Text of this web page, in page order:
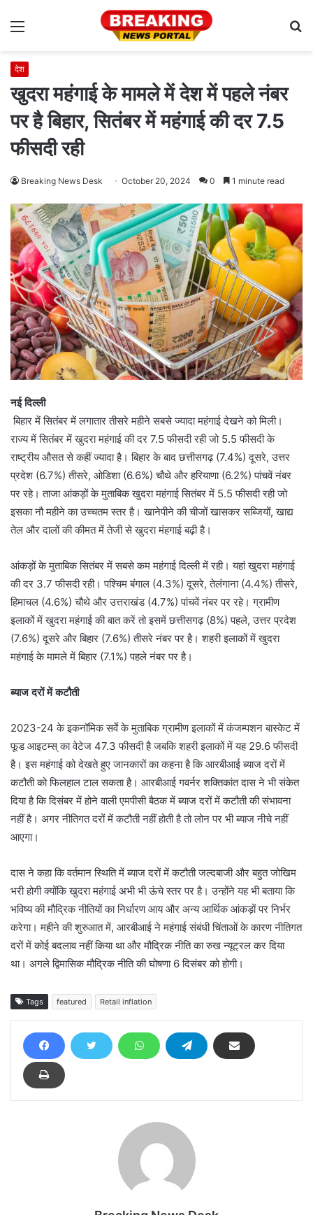
Menu
देश
खुदरा महंगाई के मामले में देश में पहले नंबर
पर है बिहार, सितंबर में महंगाई की दर 7.5
फीसदी रही
Breaking News Desk October 20, 2024 0 1 minute read
नई दिल्ली
बिहार में सितंबर में लगातार तीसरे महीने सबसे ज्यादा महंगाई देखने को मिली।
राज्य में सितंबर में खुदरा महंगाई की दर 7.5 फीसदी रही जो 5.5 फीसदी के
राष्ट्रीय औसत से कहीं ज्यादा है। बिहार के बाद छत्तीसगढ़ (7.4%) दूसरे, उत्तर
प्रदेश (6.7%) तीसरे, ओडिशा (6.6%) चौथे और हरियाणा (6.2%) पांचवें नंबर
पर रहे। ताजा आंकड़ों के मुताबिक खुदरा महंगाई सितंबर में 5.5 फीसदी रही जो
इसका नौ महीने का उच्चतम स्तर है। खानेपीने की चीजों खासकर सब्जियों, खाद्य
तेल और दालों की कीमत में तेजी से खुदरा मंहगाई बढ़ी है।
आंकड़ों के मुताबिक सितंबर में सबसे कम महंगाई दिल्ली में रही। यहां खुदरा महंगाई
की दर 3.7 फीसदी रही। पश्चिम बंगाल (4.3%) दूसरे, तेलंगाना (4.4%) तीसरे,
हिमाचल (4.6%) चौथे और उत्तराखंड (4.7%) पांचवें नंबर पर रहे। ग्रामीण
इलाकों में खुदरा महंगाई की बात करें तो इसमें छत्तीसगढ़ (8%) पहले, उत्तर प्रदेश
(7.6%) दूसरे और बिहार (7.6%) तीसरे नंबर पर है। शहरी इलाकों में खुदरा
महंगाई के मामले में बिहार (7.1%) पहले नंबर पर है।
ब्याज दरों में कटौती
2023-24 के इकनॉमिक सर्वे के मुताबिक ग्रामीण इलाकों में कंजम्पशन बास्केट में
फूड आइटम्स् का वेटेज 47.3 फीसदी है जबकि शहरी इलाकों में यह 29.6 फीसदी
है। इस महंगाई को देखते हुए जानकारों का कहना है कि आरबीआई ब्याज दरों में
कटौती को फिलहाल टाल सकता है। आरबीआई गवर्नर शक्तिकांत दास ने भी संकेत
दिया है कि दिसंबर में होने वाली एमपीसी बैठक में ब्याज दरों में कटौती की संभावना
नहीं है। अगर नीतिगत दरों में कटौती नहीं होती है तो लोन पर भी ब्याज नीचे नहीं
आएगा।
दास ने कहा कि वर्तमान स्थिति में ब्याज दरों में कटौती जल्दबाजी और बहुत जोखिम
भरी होगी क्योंकि खुदरा महंगाई अभी भी ऊंचे स्तर पर है। उन्होंने यह भी बताया कि
भविष्य की मौद्रिक नीतियों का निर्धारण आय और अन्य आर्थिक आंकड़ों पर निर्भर
करेगा। महीने की शुरुआत में, आरबीआई ने महंगाई संबंधी चिंताओं के कारण नीतिगत
दरों में कोई बदलाव नहीं किया था और मौद्रिक नीति का रुख न्यूट्रल कर दिया
था। अगले द्विमासिक मौद्रिक नीति की घोषणा 6 दिसंबर को होगी।
Tags featured Retail inflation